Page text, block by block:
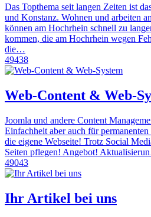
Das Topthema seit langen Zeiten ist
und Konstanz. Wohnen und arbeiten
können am Hochrhein schnell zu
kommen, die am Hochrhein wegen
die…
49438
Web-Content & Web-
Joomla und andere Content
Einfachheit aber auch für
die eigene Webseite! Trotz Social
Seiten pflegen! Angebot!
49043
Ihr Artikel bei uns